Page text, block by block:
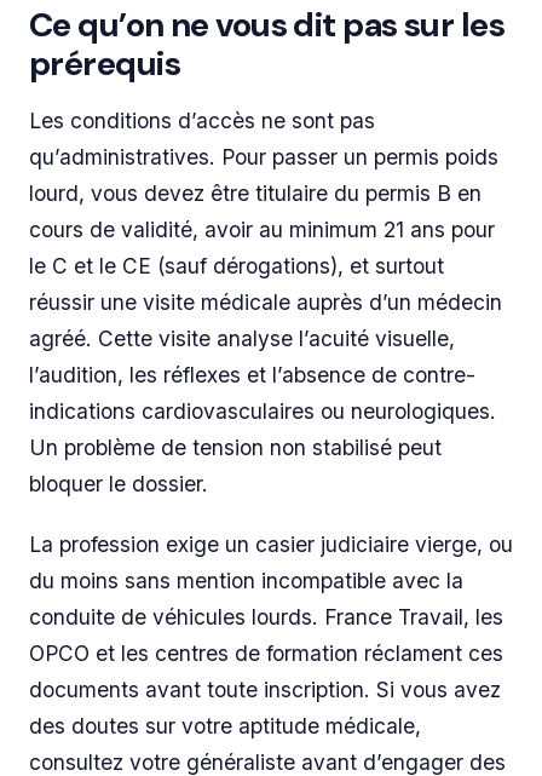
Ce qu’on ne vous dit pas sur les
prérequis
Les conditions d’accès ne sont pas
qu’administratives. Pour passer un permis poids
lourd, vous devez être titulaire du permis B en
cours de validité, avoir au minimum 21 ans pour
le C et le CE (sauf dérogations), et surtout
réussir une visite médicale auprès d’un médecin
agréé. Cette visite analyse l’acuité visuelle,
l’audition, les réflexes et l’absence de contre-
indications cardiovasculaires ou neurologiques.
Un problème de tension non stabilisé peut
bloquer le dossier.
La profession exige un casier judiciaire vierge, ou
du moins sans mention incompatible avec la
conduite de véhicules lourds. France Travail, les
OPCO et les centres de formation réclament ces
documents avant toute inscription. Si vous avez
des doutes sur votre aptitude médicale,
consultez votre généraliste avant d’engager des